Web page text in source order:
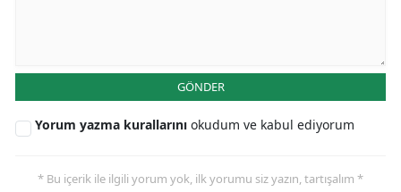
GÖNDER
Yorum yazma kurallarını okudum ve kabul ediyorum
* Bu içerik ile ilgili yorum yok, ilk yorumu siz yazın, tartışalım *